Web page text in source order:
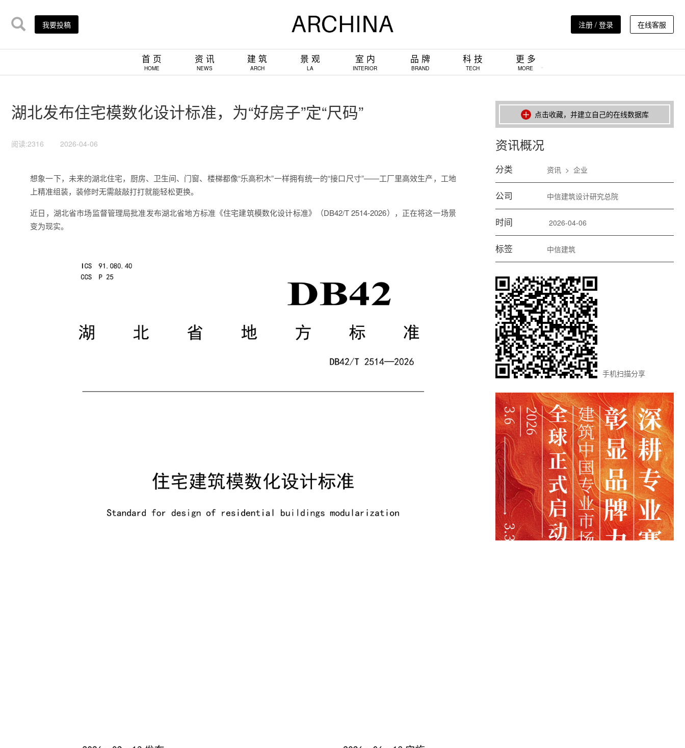
我要投稿 注册 / 登录 在线客服
首 页
HOME
资 讯
NEWS
建 筑
ARCH
景 观
LA
室 内
INTERIOR
品 牌
BRAND
科 技
TECH
更 多
MORE
湖北发布住宅模数化设计标准，为“好房子”定“尺码”
阅读:2316 2026-04-06
想象一下，未来的湖北住宅，厨房、卫生间、门窗、楼梯都像“乐高积木”一样拥有统一的“接口尺寸”——工厂里高效生产，工地
上精准组装，装修时无需敲敲打打就能轻松更换。
近日，湖北省市场监督管理局批准发布湖北省地方标准《住宅建筑模数化设计标准》（DB42/T 2514-2026），正在将这一场景
变为现实。
点击收藏，并建立自己的在线数据库
资讯概况
分类 资讯> 企业
公司 中信建筑设计研究总院
时间 2026-04-06
标签 中信建筑
手机扫描分享